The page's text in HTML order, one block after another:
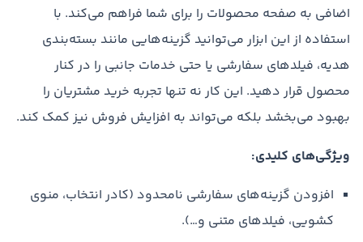
اضافی به صفحه محصولات را برای شما فراهم می‌کند. با
استفاده از این ابزار می‌توانید گزینه‌هایی مانند بسته‌بندی
هدیه، فیلدهای سفارشی یا حتی خدمات جانبی را در کنار
محصول قرار دهید. این کار نه تنها تجربه خرید مشتریان را
بهبود می‌بخشد بلکه می‌تواند به افزایش فروش نیز کمک کند.
ویژگی‌های کلیدی:
افزودن گزینه‌های سفارشی نامحدود (کادر انتخاب، منوی
کشویی، فیلدهای متنی و…).